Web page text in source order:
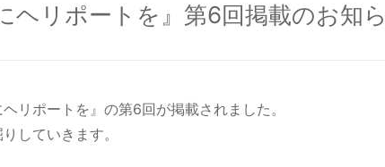
ヘリポートを』第6回掲載のお知
リポートを』の第6回が掲載されました。
していきます。